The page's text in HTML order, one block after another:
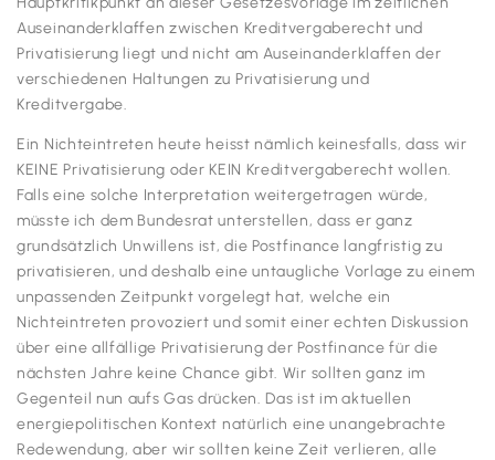
Auseinanderklaffen zwischen Kreditvergaberecht und
Privatisierung liegt und nicht am Auseinanderklaffen der
verschiedenen Haltungen zu Privatisierung und
Kreditvergabe.
Ein Nichteintreten heute heisst nämlich keinesfalls, dass wir
KEINE Privatisierung oder KEIN Kreditvergaberecht wollen.
Falls eine solche Interpretation weitergetragen würde,
müsste ich dem Bundesrat unterstellen, dass er ganz
grundsätzlich Unwillens ist, die Postfinance langfristig zu
privatisieren, und deshalb eine untaugliche Vorlage zu einem
unpassenden Zeitpunkt vorgelegt hat, welche ein
Nichteintreten provoziert und somit einer echten Diskussion
über eine allfällige Privatisierung der Postfinance für die
nächsten Jahre keine Chance gibt. Wir sollten ganz im
Gegenteil nun aufs Gas drücken. Das ist im aktuellen
energiepolitischen Kontext natürlich eine unangebrachte
Redewendung, aber wir sollten keine Zeit verlieren, alle